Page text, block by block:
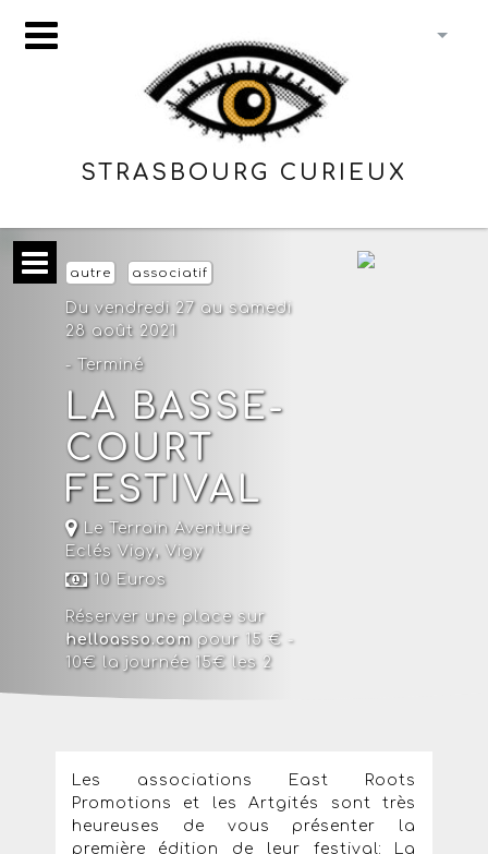
STRASBOURG CURIEUX
autre associatif
Du vendredi 27 au samedi
28 août 2021
- Terminé
LA BASSE-
COURT
FESTIVAL
Le Terrain Aventure
Eclés Vigy,Vigy
10 Euros
Réserver une place sur
helloasso.compour 15 € -
10€ la journée 15€ les 2
Les associations East Roots
Promotions et les Artgités sont très
heureuses de vous présenter la
première édition de leur festival: La